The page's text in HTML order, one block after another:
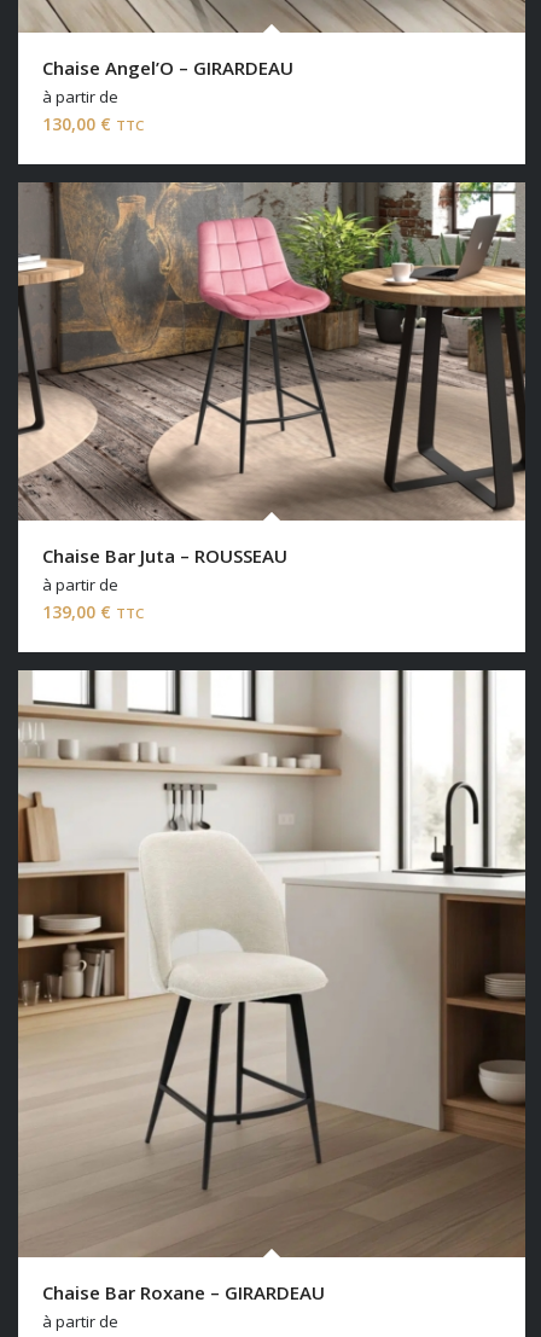
Chaise Angel’O – GIRARDEAU
à partir de
130,00 € TTC
Chaise Bar Juta – ROUSSEAU
à partir de
139,00 € TTC
Chaise Bar Roxane – GIRARDEAU
à partir de